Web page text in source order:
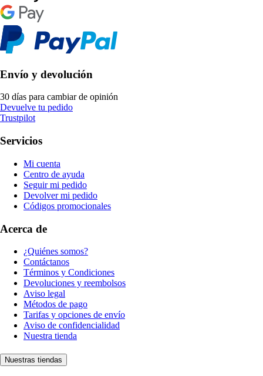
Envío y devolución
30 días para cambiar de opinión
Devuelve tu pedido
Trustpilot
Servicios
Mi cuenta
Centro de ayuda
Seguir mi pedido
Devolver mi pedido
Códigos promocionales
Acerca de
¿Quiénes somos?
Contáctanos
Términos y Condiciones
Devoluciones y reembolsos
Aviso legal
Métodos de pago
Tarifas y opciones de envío
Aviso de confidencialidad
Nuestra tienda
Nuestras tiendas